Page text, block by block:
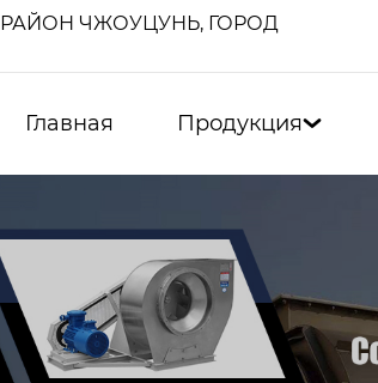
ЧЖОУЦУНЬ, ГОРОД
Главная Продукция